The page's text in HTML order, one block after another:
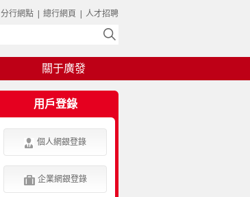
分行網點 總行網頁 人才招聘
關于廣發
用戶登錄
個人網銀登錄
企業網銀登錄